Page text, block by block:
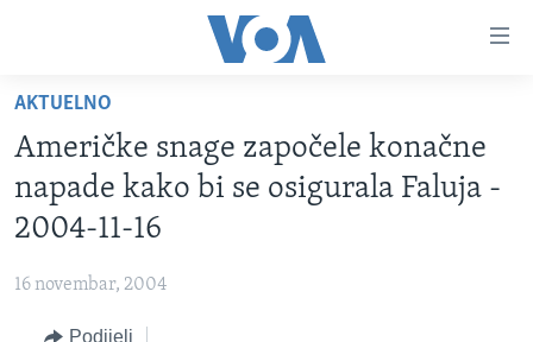
glavni
sadržaj
na
glavnu
Idi
TV PROGRAM
FOTOGRAFIJE DANA
SJEDINJENE AMERIČKE DRŽAVE
NAUKA I TEHNOLOGIJA
AKTUELNO
Američke snage započele konačne
napade kako bi se osigurala Faluja -
2004-11-16
16 novembar, 2004
Podijeli